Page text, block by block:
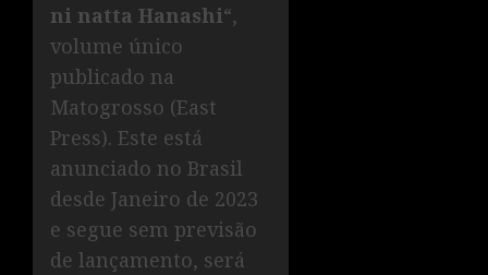
ni natta Hanashi“,
volume único
publicado na
Matogrosso (East
Press). Este está
anunciado no Brasil
desde Janeiro de 2023
e segue sem previsão
de lançamento, será